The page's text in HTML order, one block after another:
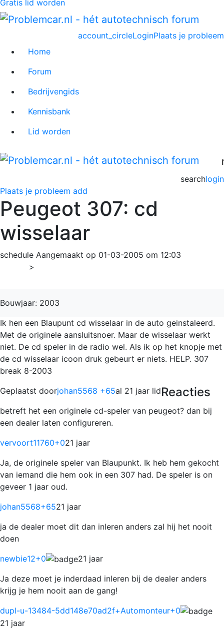
Gratis lid worden
Plaats je probleem
account_circleLogin
Home
Forum
Bedrijvengids
Kennisbank
Lid worden
login
search
Plaats je probleem add
Peugeot 307: cd
wisselaar
schedule Aangemaakt op 01-03-2005 om 12:03
>
Bouwjaar: 2003
Ik hen een Blaupunt cd wisselaar in de auto geinstaleerd.
Met de originele aansluitsnoer. Maar de wisselaar werkt
niet. De cd speler in de radio wel. Als ik op het knopje met
de cd wisselaar icoon druk gebeurt er niets. HELP. 307
break 8-2003
Geplaatst doorjohan5568 +65al 21 jaar lidReacties
betreft het een originele cd-speler van peugeot? dan bij
een dealer laten configureren.
vervoort11760+021 jaar
Ja, de originele speler van Blaupunkt. Ik heb hem gekocht
van iemand die hem ook in een 307 had. De speler is on
geveer 1 jaar oud.
johan5568+6521 jaar
ja de dealer moet dit dan inleren anders zal hij het nooit
doen
newbie12+0
21 jaar
Ja deze moet je inderdaad inleren bij de dealer anders
krijg je hem nooit aan de gang!
dupl-u-13484-5dd148e70ad2f+Automonteur+0
21 jaar